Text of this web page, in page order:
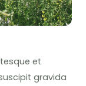
et
gravida